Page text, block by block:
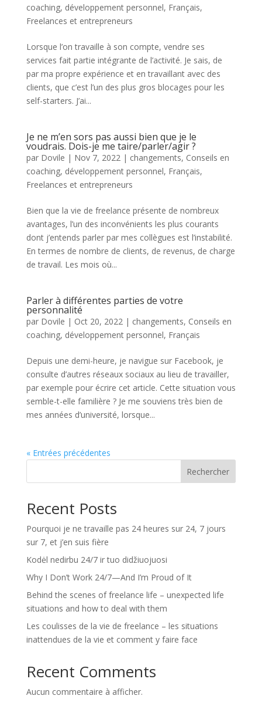
coaching, développement personnel, Français,
Freelances et entrepreneurs
Lorsque l’on travaille à son compte, vendre ses
services fait partie intégrante de l’activité. Je sais, de
par ma propre expérience et en travaillant avec des
clients, que c’est l’un des plus gros blocages pour les
self-starters. J’ai...
Je ne m’en sors pas aussi bien que je le
voudrais. Dois-je me taire/parler/agir ?
par Dovile | Nov 7, 2022| changements, Conseils en
coaching, développement personnel, Français,
Freelances et entrepreneurs
Bien que la vie de freelance présente de nombreux
avantages, l’un des inconvénients les plus courants
dont j’entends parler par mes collègues est l’instabilité.
En termes de nombre de clients, de revenus, de charge
de travail. Les mois où...
Parler à différentes parties de votre
personnalité
par Dovile | Oct 20, 2022| changements, Conseils en
coaching, développement personnel, Français
Depuis une demi-heure, je navigue sur Facebook, je
consulte d’autres réseaux sociaux au lieu de travailler,
par exemple pour écrire cet article. Cette situation vous
semble-t-elle familière ? Je me souviens très bien de
mes années d’université, lorsque...
« Entrées précédentes
Rechercher
Recent Posts
Pourquoi je ne travaille pas 24 heures sur 24, 7 jours
sur 7, et j’en suis fière
Kodėl nedirbu 24/7 ir tuo didžiuojuosi
Why I Don’t Work 24/7—And I’m Proud of It
Behind the scenes of freelance life – unexpected life
situations and how to deal with them
Les coulisses de la vie de freelance – les situations
inattendues de la vie et comment y faire face
Recent Comments
Aucun commentaire à afficher.